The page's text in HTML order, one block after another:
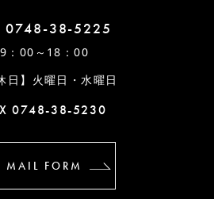
0748-38-5225
9：00～18：00
日】火曜日・水曜日
0748-38-5230
MAIL FORM